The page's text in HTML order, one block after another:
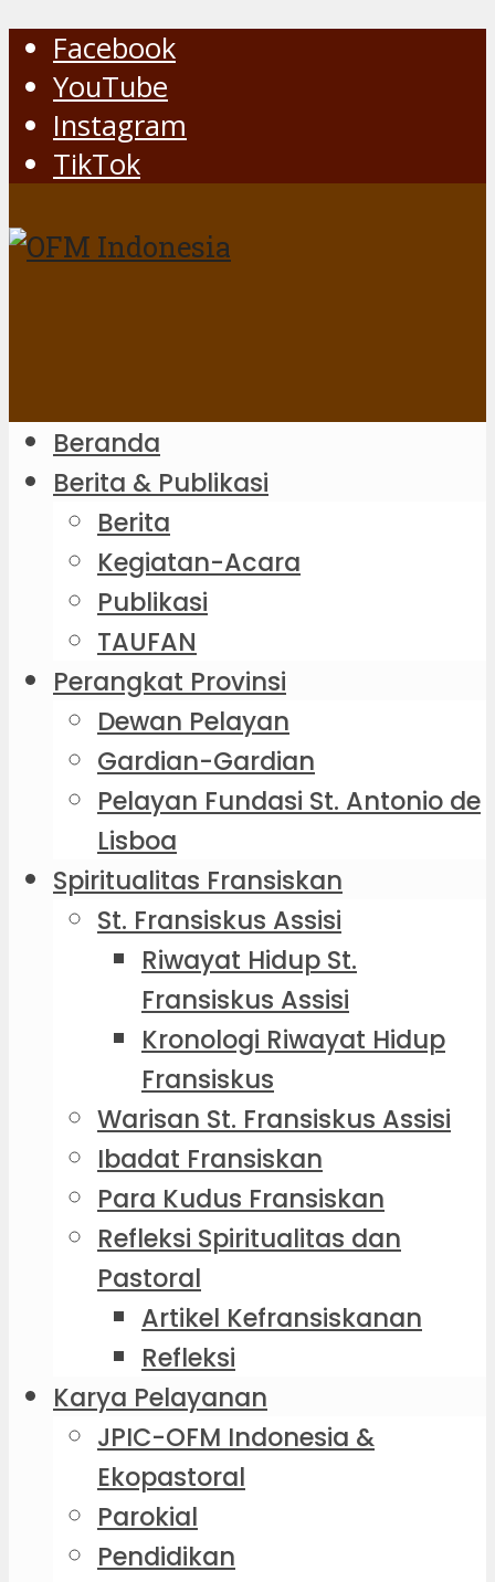
Facebook
YouTube
Instagram
TikTok
Beranda
Berita & Publikasi
Berita
Kegiatan-Acara
Publikasi
TAUFAN
Perangkat Provinsi
Dewan Pelayan
Gardian-Gardian
Pelayan Fundasi St. Antonio de
Lisboa
Spiritualitas Fransiskan
St. Fransiskus Assisi
Riwayat Hidup St.
Fransiskus Assisi
Kronologi Riwayat Hidup
Fransiskus
Warisan St. Fransiskus Assisi
Ibadat Fransiskan
Para Kudus Fransiskan
Refleksi Spiritualitas dan
Pastoral
Artikel Kefransiskanan
Refleksi
Karya Pelayanan
JPIC-OFM Indonesia &
Ekopastoral
Parokial
Pendidikan